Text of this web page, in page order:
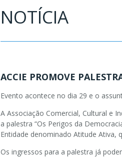
NOTÍCIA
ACCIE PROMOVE
Evento acontece no dia 29 e o
A Associação Comercial, Cultural e
a palestra “Os Perigos da
Entidade denominado Atitude Ativa,
Os ingressos para a palestra já